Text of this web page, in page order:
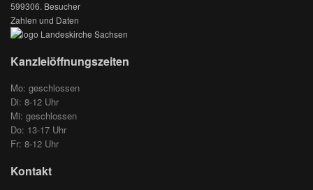
599306. Besucher
Zahlen und Daten
Kanzleiöffnungszeiten
Mo: geschlossen
Di: 8-12 Uhr
Mi: geschlossen
Do: 13-17 Uhr
Fr: 8-12 Uhr
Kontakt